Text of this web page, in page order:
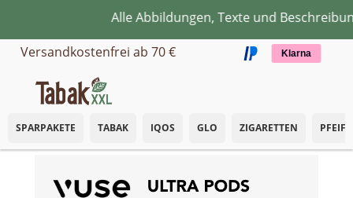
Zum Hauptinhalt springenAlle Abbildungen, Texte und
Versandkostenfrei ab 70 €
Klarna
SPARPAKETE TABAK IQOS GLO ZIGARETTEN